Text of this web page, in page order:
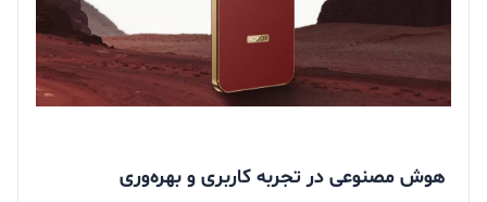
هوش مصنوعی در تجربه کاربری و بهره‌وری